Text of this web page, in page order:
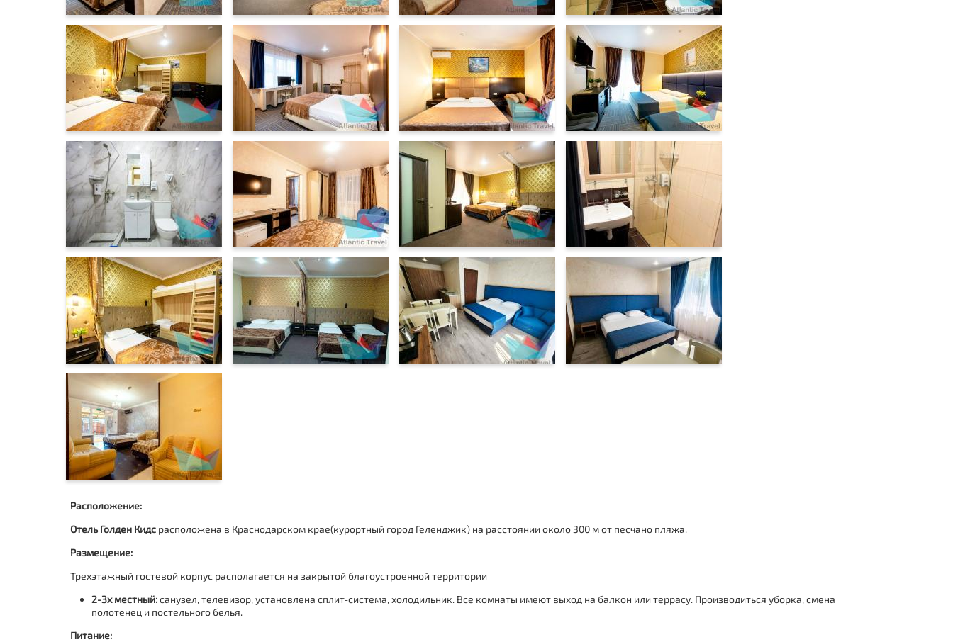
Расположение:
Отель Голден Кидс расположена в Краснодарском крае(курортный город Геленджик) на расстоянии около 300 м от песчано пляжа.
Размещение:
Трехэтажный гостевой корпус располагается на закрытой благоустроенной территории
2-3х местный:санузел, телевизор, установлена сплит-система, холодильник. Все комнаты имеют выход на балкон или террасу. Производиться уборка, смена
полотенец и постельного белья.
Питание: